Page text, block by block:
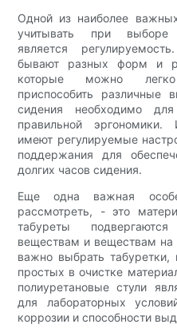
Одной из наиболее
учитывать при выборе
является
бывают разных форм и
которые можно легко
приспособить различные
сидения необходимо
правильной
имеют регулируемые
поддержания для
долгих часов сидения.
Еще одна важная
рассмотреть, - это
табуреты
веществам и веществам на
важно выбрать табуретки,
простых в очистке
полиуретановые стули
для лабораторных
коррозии и способности